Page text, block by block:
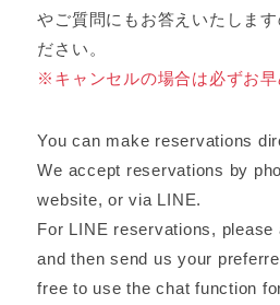
やご質問にもお答えいたしま
ださい。
※キャンセルの場合は必ずお早
You can make reservations
We accept reservations by
website, or via LINE.
For LINE reservations, please
and then send us your
free to use the chat function